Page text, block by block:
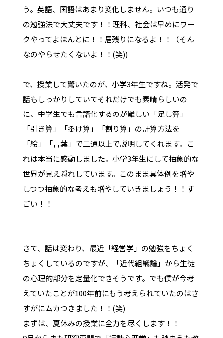
う。英語、国語はあまり変化しません。いつも通り
の勉強法で大丈夫です！！理科、社会は早めにワー
クやってよほんとに！！居残りになるよ！！（そん
なのやらせたくないよ！！(笑))
で、授業して驚いたのが、小学3年生ですね。活発で
話もしっかりしていてそれだけでも素晴らしいの
に、中学生でも言語化するのが難しい「足し算」
「引き算」「掛け算」「割り算」の計算方法を
「絵」「言葉」で二通以上で説明してくれます。こ
れは本当に感動しました。小学3年生にして抽象的な
世界が見え隠れしています。このまま具体例を増や
しつつ抽象的な考えも増やしていきましょう！！す
ごい！！
さて、話は変わり、最近「経営学」の勉強をちょく
ちょくしているのですが、「近代組織論」から生徒
の心理的部分を定量化できそうです。でも僕が今考
えていたことが100年前にもう考えられていたのはさ
すがにムカつきました！！(笑)
まずは、夏休みの授業に全力を尽くします！！